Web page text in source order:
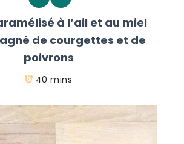
à l’ail et au miel
de courgettes et de
poivrons
40 mins